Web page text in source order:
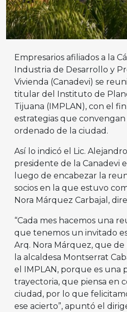
Empresarios afiliados a la
Industria de Desarrollo y
Vivienda (Canadevi) se
titular del Instituto de
Tijuana (IMPLAN), con el
estrategias que
ordenado de la ciudad.
Así lo indicó el Lic.
presidente de la Canadevi
luego de encabezar la
socios en la que estuvo
Nora Márquez Carbajal,
“Cada mes hacemos una
que tenemos un invitado
Arq. Nora Márquez, que
la alcaldesa Montserrat
el IMPLAN, porque es una
trayectoria, que piensa en
ciudad, por lo que
ese acierto”, apuntó el